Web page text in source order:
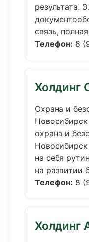
результата.
связь,
Телефон: 8
Холдинг
Охрана и
Новосибирск
охрана и
на себя
на развитии
Телефон: 8
Холдинг